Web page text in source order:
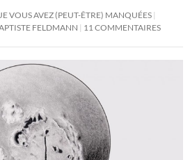
VOUS AVEZ (PEUT-ÊTRE) MANQUÉES
FELDMANN 11 COMMENTAIRES